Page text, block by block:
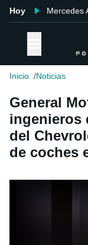
Hoy Mercedes
Inicio Noticias
General
ingenieros
del
de coches